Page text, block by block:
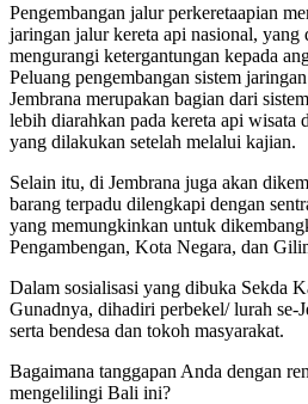
Pengembangan jalur perkeretaapian
jaringan jalur kereta api nasional, yang
mengurangi ketergantungan kepada
Peluang pengembangan sistem
Jembrana merupakan bagian dari
lebih diarahkan pada kereta api wisata
yang dilakukan setelah melalui kajian.
Selain itu, di Jembrana juga akan
barang terpadu dilengkapi dengan
yang memungkinkan untuk
Pengambengan, Kota Negara, dan
Dalam sosialisasi yang dibuka Sekda
Gunadnya, dihadiri perbekel/ lurah se-
serta bendesa dan tokoh masyarakat.
Bagaimana tanggapan Anda dengan
mengelilingi Bali ini?